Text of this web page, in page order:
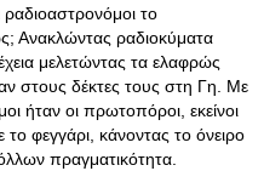
το
Ανακλώντας ραδιοκύματα
μελετώντας τα ελαφρώς
στους δέκτες τους στη Γη. Με
ήταν οι πρωτοπόροι, εκείνοι
φεγγάρι, κάνοντας το όνειρο
πραγματικότητα.